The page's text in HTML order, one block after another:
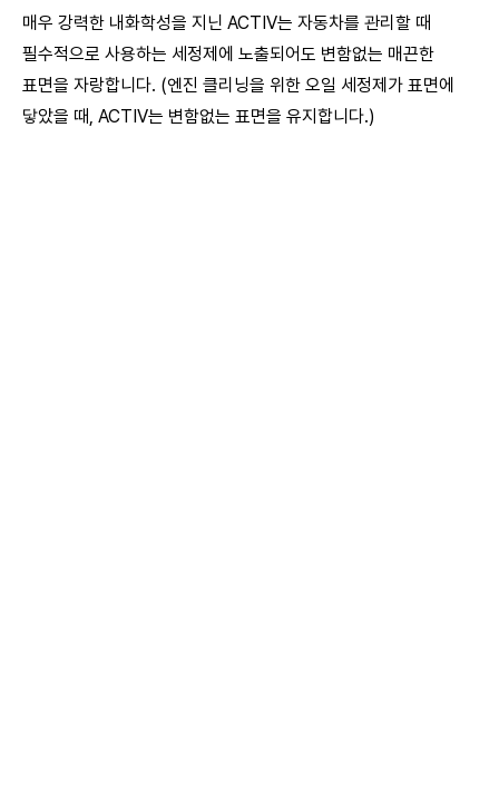
매우 강력한 내화학성을 지닌 ACTIV는 자동차를 관리할 때
필수적으로 사용하는 세정제에 노출되어도 변함없는 매끈한
표면을 자랑합니다. (엔진 클리닝을 위한 오일 세정제가 표면에
닿았을 때, ACTIV는 변함없는 표면을 유지합니다.)